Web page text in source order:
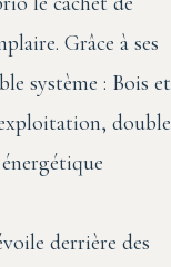
Grâce à ses
système : Bois et
double
derrière des